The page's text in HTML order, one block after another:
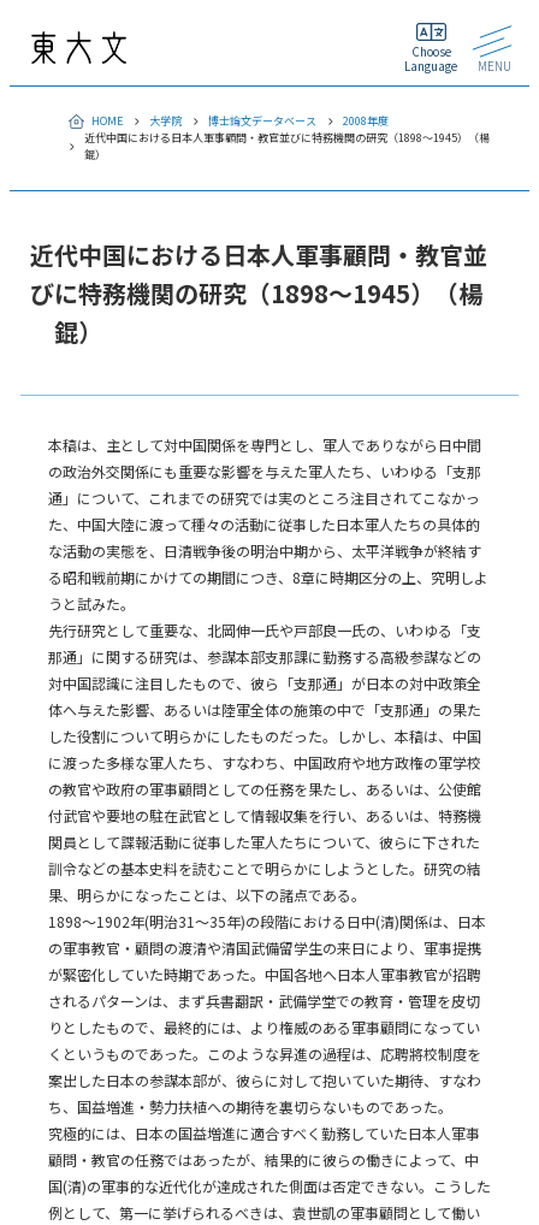
Choose
Language
MENU
HOME 大学院 博士論文データベース
2008年度
近代中国における日本人軍事顧問・教官並びに特務機関の研究（1898～1945）（楊
錕）
近代中国における日本人軍事顧問・教官並
びに特務機関の研究（1898～1945）（楊
錕）
本稿は、主として対中国関係を専門とし、軍人でありながら日中間
の政治外交関係にも重要な影響を与えた軍人たち、いわゆる「支那
通」について、これまでの研究では実のところ注目されてこなかっ
た、中国大陸に渡って種々の活動に従事した日本軍人たちの具体的
な活動の実態を、日清戦争後の明治中期から、太平洋戦争が終結す
る昭和戦前期にかけての期間につき、8章に時期区分の上、究明しよ
うと試みた。
先行研究として重要な、北岡伸一氏や戸部良一氏の、いわゆる「支
那通」に関する研究は、参謀本部支那課に勤務する高級参謀などの
対中国認識に注目したもので、彼ら「支那通」が日本の対中政策全
体へ与えた影響、あるいは陸軍全体の施策の中で「支那通」の果た
した役割について明らかにしたものだった。しかし、本稿は、中国
に渡った多様な軍人たち、すなわち、中国政府や地方政権の軍学校
の教官や政府の軍事顧問としての任務を果たし、あるいは、公使館
付武官や要地の駐在武官として情報収集を行い、あるいは、特務機
関員として諜報活動に従事した軍人たちについて、彼らに下された
訓令などの基本史料を読むことで明らかにしようとした。研究の結
果、明らかになったことは、以下の諸点である。
1898～1902年(明治31～35年)の段階における日中(清)関係は、日本
の軍事教官・顧問の渡清や清国武備留学生の来日により、軍事提携
が緊密化していた時期であった。中国各地へ日本人軍事教官が招聘
されるパターンは、まず兵書翻訳・武備学堂での教育・管理を皮切
りとしたもので、最終的には、より権威のある軍事顧問になってい
くというものであった。このような昇進の過程は、応聘將校制度を
案出した日本の参謀本部が、彼らに対して抱いていた期待、すなわ
ち、国益増進・勢力扶植への期待を裏切らないものであった。
究極的には、日本の国益増進に適合すべく勤務していた日本人軍事
顧問・教官の任務ではあったが、結果的に彼らの働きによって、中
国(清)の軍事的な近代化が達成された側面は否定できない。こうした
例として、第一に挙げられるべきは、袁世凱の軍事顧問として働い